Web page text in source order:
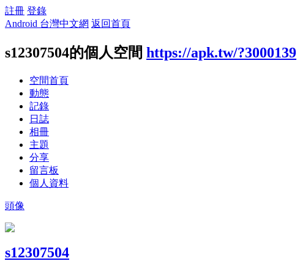
註冊 登錄
Android 台灣中文網 返回首頁
s12307504的個人空間 https://apk.tw/?3000139
空間首頁
動態
記錄
日誌
相冊
主題
分享
留言板
個人資料
頭像
s12307504